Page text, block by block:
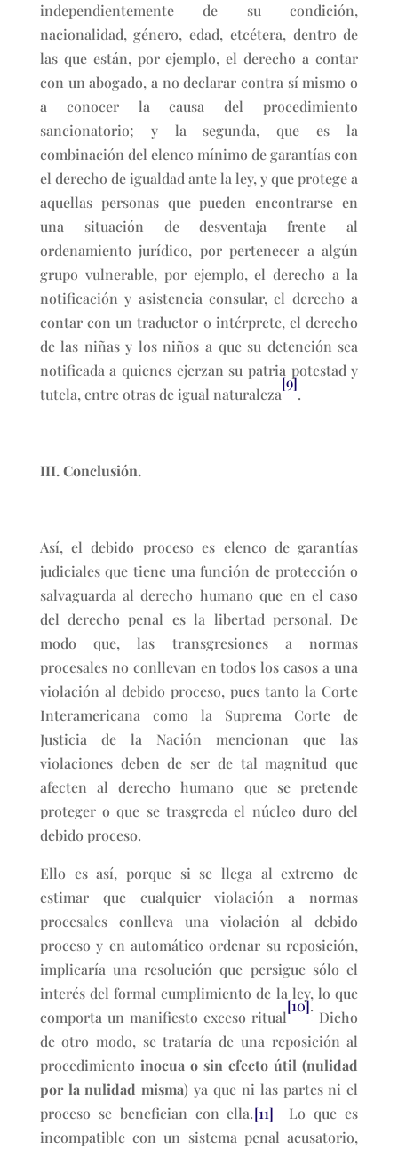
independientemente de su condición,
nacionalidad, género, edad, etcétera, dentro de
las que están, por ejemplo, el derecho a contar
con un abogado, a no declarar contra sí mismo o
a conocer la causa del procedimiento
sancionatorio; y la segunda, que es la
combinación del elenco mínimo de garantías con
el derecho de igualdad ante la ley, y que protege a
aquellas personas que pueden encontrarse en
una situación de desventaja frente al
ordenamiento jurídico, por pertenecer a algún
grupo vulnerable, por ejemplo, el derecho a la
notificación y asistencia consular, el derecho a
contar con un traductor o intérprete, el derecho
de las niñas y los niños a que su detención sea
notificada a quienes ejerzan su patria potestad y
tutela, entre otras de igual naturaleza
[9]
.
III. Conclusión.
Así, el debido proceso es elenco de garantías
judiciales que tiene una función de protección o
salvaguarda al derecho humano que en el caso
del derecho penal es la libertad personal. De
modo que, las transgresiones a normas
procesales no conllevan en todos los casos a una
violación al debido proceso, pues tanto la Corte
Interamericana como la Suprema Corte de
Justicia de la Nación mencionan que las
violaciones deben de ser de tal magnitud que
afecten al derecho humano que se pretende
proteger o que se trasgreda el núcleo duro del
debido proceso.
Ello es así, porque si se llega al extremo de
estimar que cualquier violación a normas
procesales conlleva una violación al debido
proceso y en automático ordenar su reposición,
implicaría una resolución que persigue sólo el
interés del formal cumplimiento de la ley, lo que
comporta un manifiesto exceso ritual
[10].
Dicho
de otro modo, se trataría de una reposición al
procedimiento inocua o sin efecto útil (nulidad
por la nulidad misma) ya que ni las partes ni el
proceso se benefician con ella.[11] Lo que es
incompatible con un sistema penal acusatorio,